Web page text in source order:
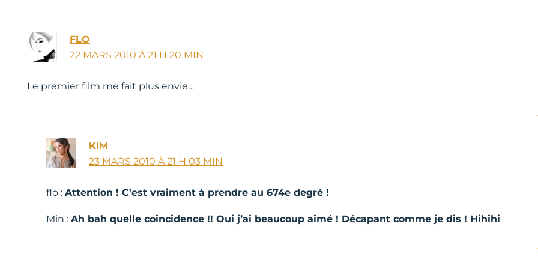
FLO
22 MARS 2010 À 21 H 20 MIN
Le premier film me fait plus envie…
KIM
23 MARS 2010 À 21 H 03 MIN
flo : Attention ! C’est vraiment à prendre au 674e degré !
Min : Ah bah quelle coincidence !! Oui j’ai beaucoup aimé ! Décapant comme je dis ! Hihihi